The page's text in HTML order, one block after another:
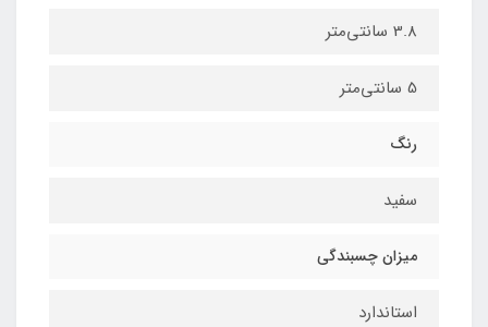
3.8 سانتي‌متر
5 سانتي‌متر
رنگ
سفید
میزان چسبندگی
استاندارد